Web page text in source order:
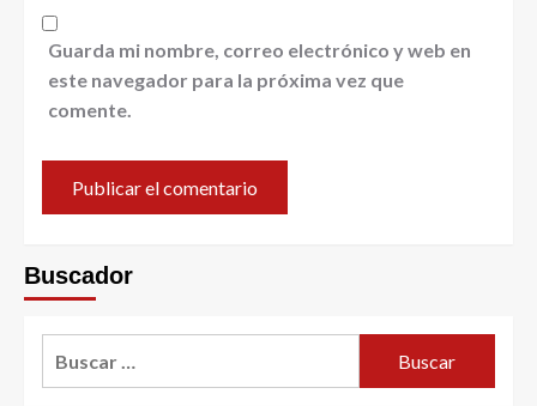
Guarda mi nombre, correo electrónico y web en
este navegador para la próxima vez que
comente.
Buscador